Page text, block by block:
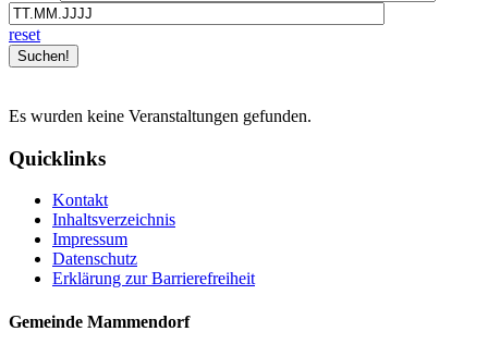
reset
Es wurden keine Veranstaltungen gefunden.
Quicklinks
Kontakt
Inhaltsverzeichnis
Impressum
Datenschutz
Erklärung zur Barrierefreiheit
Gemeinde Mammendorf